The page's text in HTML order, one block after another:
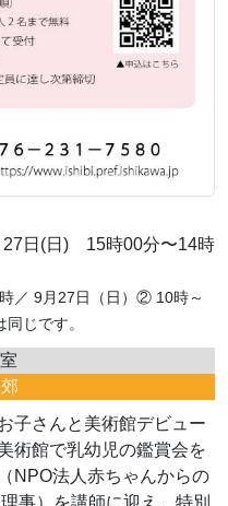
27日(日) 15時00分〜14時
9月27日（日）② 10時～
じです。
子さんと美術館デビュー
術館で乳幼児の鑑賞会を
NPO法人赤ちゃんからの